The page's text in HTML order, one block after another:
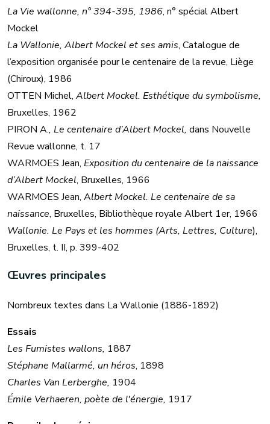
La Vie wallonne, n° 394-395, 1986, n° spécial Albert
Mockel
La Wallonie, Albert Mockel et ses amis, Catalogue de
l’exposition organisée pour le centenaire de la revue, Liège
(Chiroux), 1986
OTTEN Michel, Albert Mockel. Esthétique du symbolisme,
Bruxelles, 1962
PIRON A., Le centenaire d’Albert Mockel, dans Nouvelle
Revue wallonne, t. 17
WARMOES Jean, Exposition du centenaire de la naissance
d’Albert Mockel, Bruxelles, 1966
WARMOES Jean, Albert Mockel. Le centenaire de sa
naissance, Bruxelles, Bibliothèque royale Albert 1er, 1966
Wallonie. Le Pays et les hommes (Arts, Lettres, Culture),
Bruxelles, t. II, p. 399-402
Œuvres principales
Nombreux textes dans La Wallonie (1886-1892)
Essais
Les Fumistes wallons, 1887
Stéphane Mallarmé, un héros, 1898
Charles Van Lerberghe, 1904
Émile Verhaeren, poète de l'énergie, 1917